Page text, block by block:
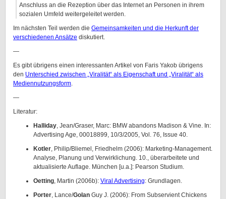
Anschluss an die Rezeption über das Internet an Personen in ihrem
sozialen Umfeld weitergeleitet werden.
Im nächsten Teil werden die Gemeinsamkeiten und die Herkunft der
verschiedenen Ansätze diskutiert.
—
Es gibt übrigens einen interessanten Artikel von Faris Yakob übrigens
den Unterschied zwischen „Viralität“ als Eigenschaft und „Viralität“ als
Mediennutzungsform.
—
Literatur:
Halliday, Jean/Graser, Marc: BMW abandons Madison & Vine. In:
Advertising Age, 00018899, 10/3/2005, Vol. 76, Issue 40.
Kotler, Philip/Bliemel, Friedhelm (2006): Marketing-Management.
Analyse, Planung und Verwirklichung. 10., überarbeitete und
aktualisierte Auflage. München [u.a.]: Pearson Studium.
Oetting, Martin (2006b): Viral Advertising: Grundlagen.
Porter, Lance/Golan Guy J. (2006): From Subservient Chickens